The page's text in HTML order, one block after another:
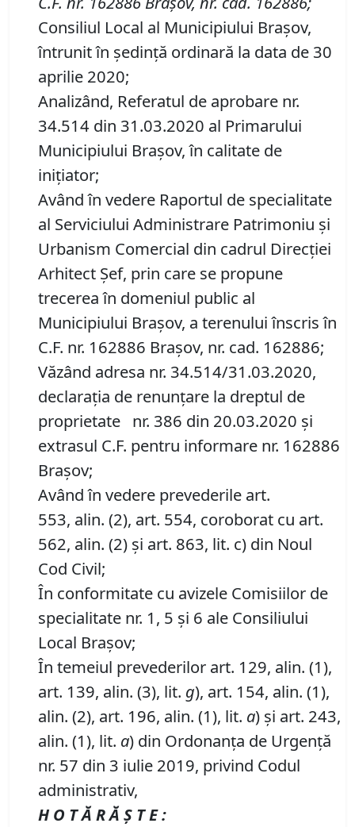
Consiliul Local al Municipiului Brașov,
întrunit în ședință ordinară la data de 30
aprilie 2020;
Analizând, Referatul de aprobare nr.
34.514 din 31.03.2020 al Primarului
Municipiului Brașov, în calitate de
inițiator;
Având în vedere Raportul de specialitate
al Serviciului Administrare Patrimoniu şi
Urbanism Comercial din cadrul Direcției
Arhitect Șef, prin care se propune
trecerea în domeniul public al
Municipiului Braşov, a terenului înscris în
C.F. nr. 162886 Brașov, nr. cad. 162886;
Văzând adresa nr. 34.514/31.03.2020,
declarația de renunțare la dreptul de
proprietate nr. 386 din 20.03.2020 și
extrasul C.F. pentru informare nr. 162886
Brașov;
Având în vedere prevederile art.
553, alin. (2), art. 554, coroborat cu art.
562, alin. (2) și art. 863, lit. c) din Noul
Cod Civil;
În conformitate cu avizele Comisiilor de
specialitate nr. 1, 5 și 6 ale Consiliului
Local Brașov;
În temeiul prevederilor art. 129, alin. (1),
art. 139, alin. (3), lit. g), art. 154, alin. (1),
alin. (2), art. 196, alin. (1), lit. a) și art. 243,
alin. (1), lit. a) din Ordonanța de Urgență
nr. 57 din 3 iulie 2019, privind Codul
administrativ,
H O T Ă R Ă Ş T E :